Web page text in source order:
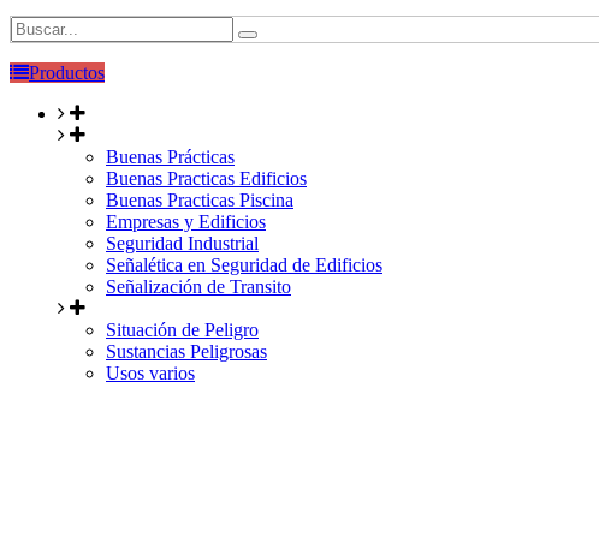
Productos
Buenas Prácticas
Buenas Practicas Edificios
Buenas Practicas Piscina
Empresas y Edificios
Seguridad Industrial
Señalética en Seguridad de Edificios
Señalización de Transito
Situación de Peligro
Sustancias Peligrosas
Usos varios